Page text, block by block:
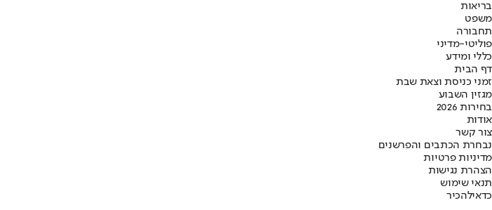
בריאות
משפט
תחבורה
פוליטי-מדיני
כללי ומידע
דף הבית
זמני כניסת וצאת שבת
מגזין השבוע
בחירות 2026
אודות
צור קשר
נבחרת הכתבים והפרשנים
מדיניות פרטיות
הצהרת נגישות
תנאי שימוש
כדאילהכיר